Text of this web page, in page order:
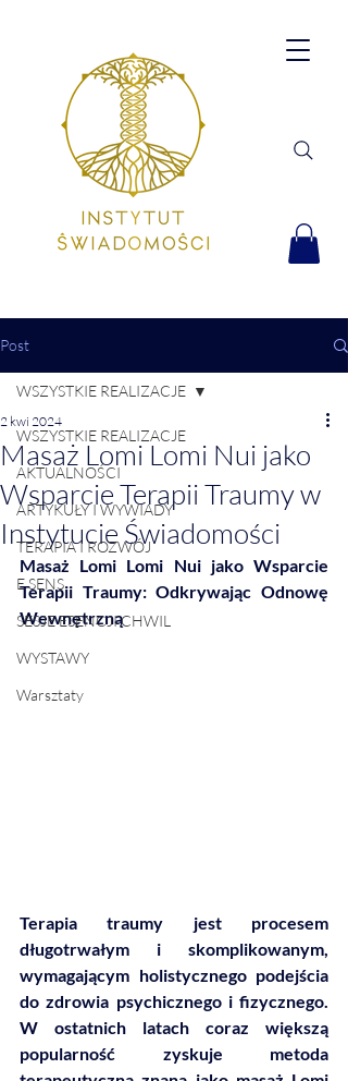
Post
WSZYSTKIE REALIZACJE
AKTUALNOŚCI
ARTYKUŁY I WYWIADY
TERAPIA I ROZWÓJ
E SENS
SESJE ESENCJI CHWIL
WYSTAWY
Warsztaty
WSZYSTKIE REALIZACJE
Masaż Lomi Lomi Nui jako
Wsparcie Terapii Traumy w
Instytucie Świadomości
2 kwi 2024
Masaż Lomi Lomi Nui jako Wsparcie
Terapii Traumy: Odkrywając Odnowę
Wewnętrzną
Terapia traumy jest procesem
długotrwałym i skomplikowanym,
wymagającym holistycznego podejścia
do zdrowia psychicznego i fizycznego.
W ostatnich latach coraz większą
popularność zyskuje metoda